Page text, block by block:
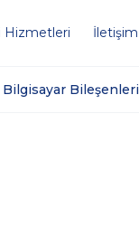
Hizmetleri İletişim
Bilgisayar Bileşenleri